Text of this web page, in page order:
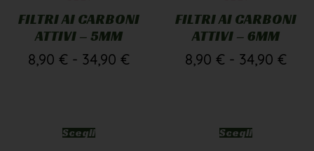
FILTRI AI CARBONI
ATTIVI – 5MM
8,90 € - 34,90 €
Scegli
FILTRI AI CARBONI
ATTIVI – 6MM
8,90 € - 34,90 €
Scegli